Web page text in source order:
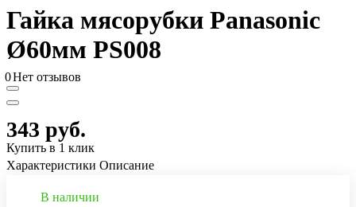
Гайка мясорубки Panasonic
Ø60мм PS008
0Нет отзывов
343 руб.
Купить в 1 клик
Характеристики Описание
В наличии